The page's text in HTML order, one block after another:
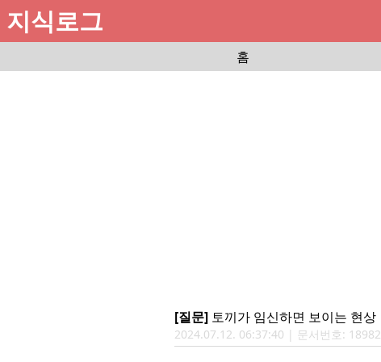
지식로그
홈
[질문] 토끼가 임신하면 보이는 현상
2024.07.12. 06:37:40 | 문서번호: 18982